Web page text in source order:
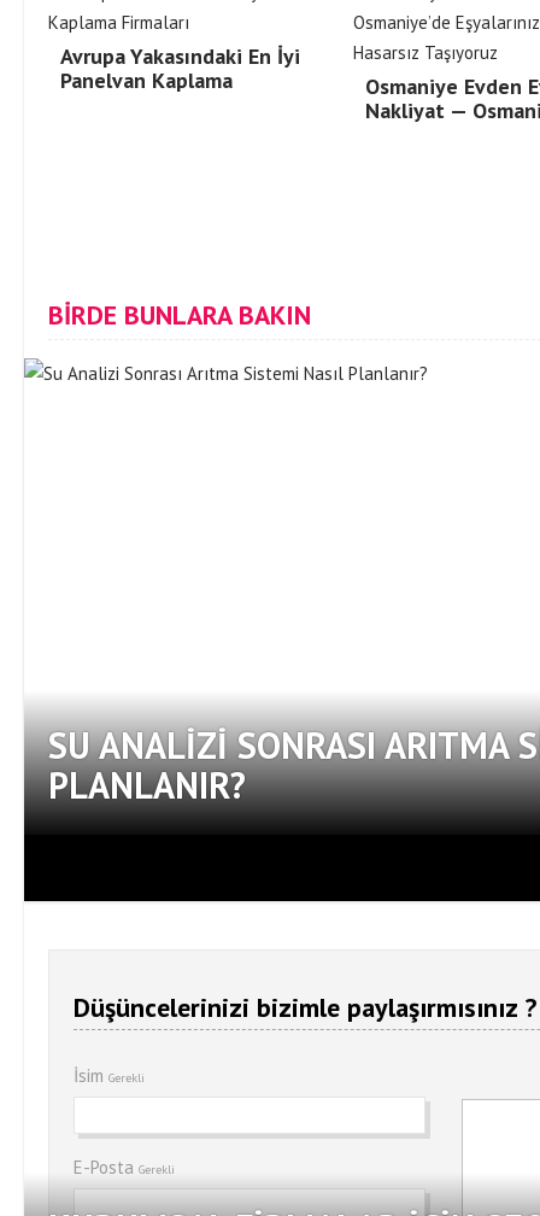
Avrupa Yakasındaki En İyi
Panelvan Kaplama
Osmaniye Evden
Nakliyat —
BİRDE BUNLARA BAKIN
SU ANALIZI SONRASI ARITMA
PLANLANIR?
Düşüncelerinizi bizimle paylaşırmısınız ?
İsim Gerekli
E-Posta Gerekli